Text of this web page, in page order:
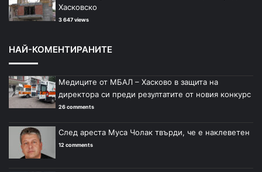
Хасковско
3 647 views
НАЙ-КОМЕНТИРАНИТЕ
Медиците от МБАЛ – Хасково в защита на
директора си преди резултатите от новия конкурс
26 comments
След ареста Муса Чолак твърди, че е наклеветен
12 comments